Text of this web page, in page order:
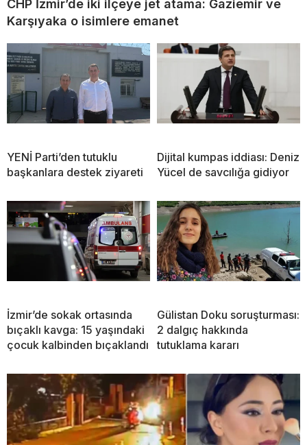
CHP İzmir’de iki ilçeye jet atama: Gaziemir ve
Karşıyaka o isimlere emanet
YENİ Parti’den tutuklu
başkanlara destek ziyareti
Dijital kumpas iddiası: Deniz
Yücel de savcılığa gidiyor
İzmir’de sokak ortasında
bıçaklı kavga: 15 yaşındaki
çocuk kalbinden bıçaklandı
Gülistan Doku soruşturması:
2 dalgıç hakkında
tutuklama kararı